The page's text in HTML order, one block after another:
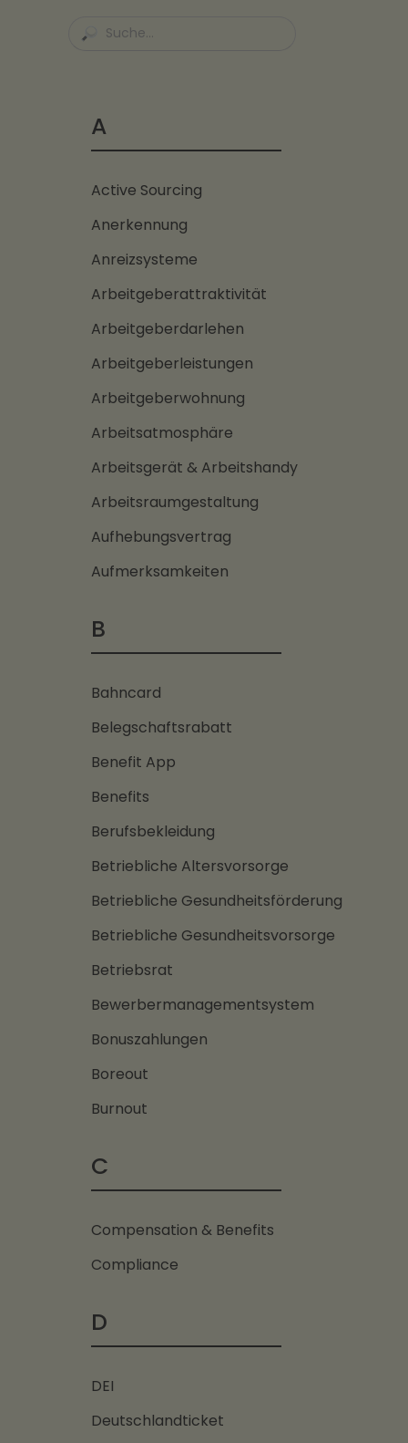
A
Active Sourcing
Anerkennung
Anreizsysteme
Arbeitgeberattraktivität
Arbeitgeberdarlehen
Arbeitgeberleistungen
Arbeitgeberwohnung
Arbeitsatmosphäre
Arbeitsgerät & Arbeitshandy
Arbeitsraumgestaltung
Aufhebungsvertrag
Aufmerksamkeiten
B
Bahncard
Belegschaftsrabatt
Benefit App
Benefits
Berufsbekleidung
Betriebliche Altersvorsorge
Betriebliche Gesundheitsförderung
Betriebliche Gesundheitsvorsorge
Betriebsrat
Bewerbermanagementsystem
Bonuszahlungen
Boreout
Burnout
C
Compensation & Benefits
Compliance
D
DEI
Deutschlandticket